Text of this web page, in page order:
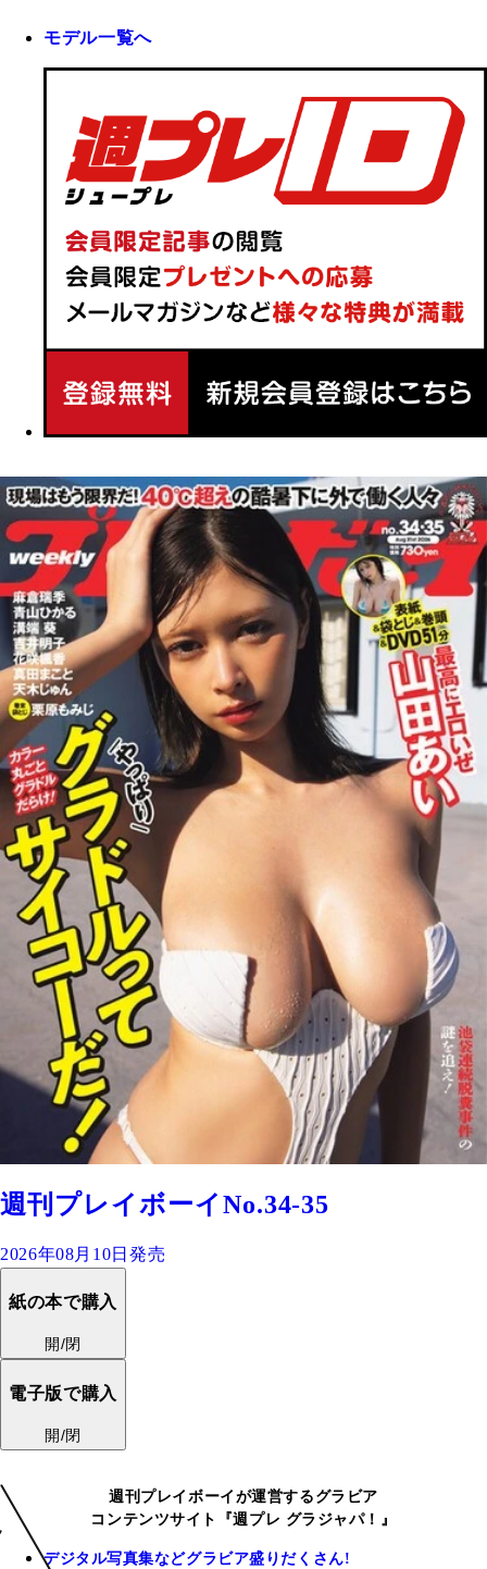
モデル一覧へ
週刊プレイボーイNo.34-35
2026年08月10日発売
紙の本で購入
開/閉
電子版で購入
開/閉
週刊プレイボーイが運営するグラビア
コンテンツサイト『週プレ グラジャパ！』
デジタル写真集などグラビア盛りだくさん!